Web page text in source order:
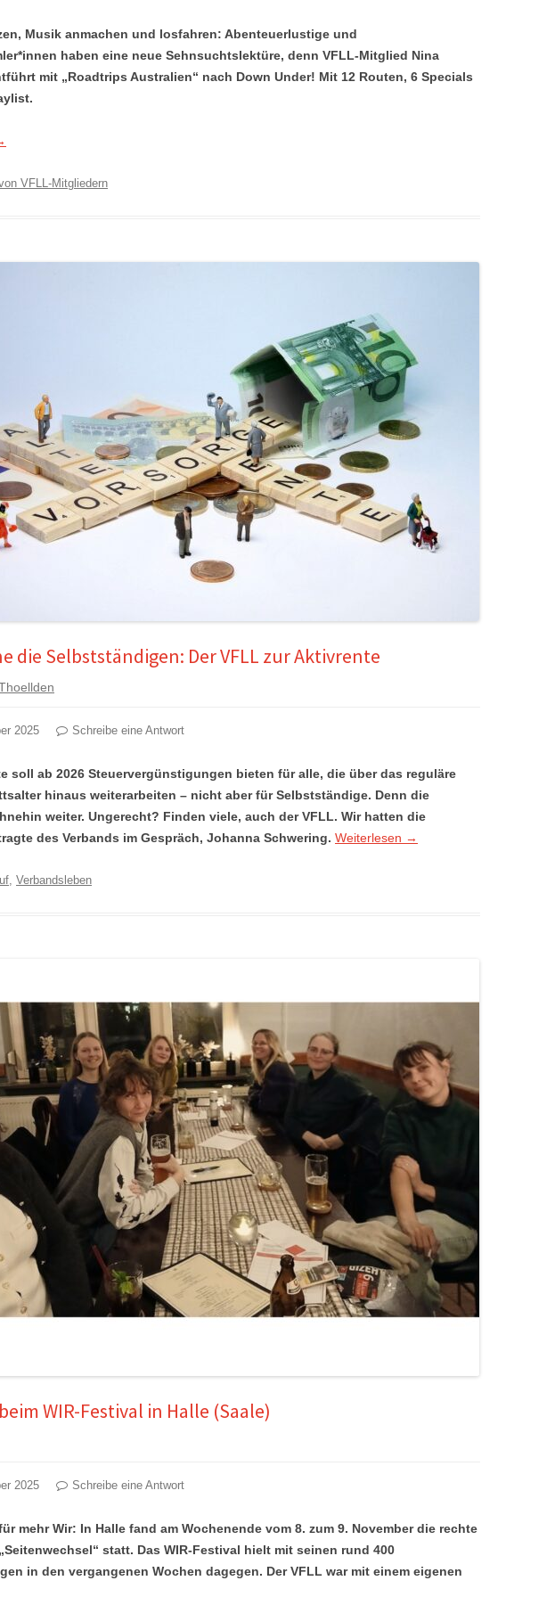
Musik anmachen und losfahren: Abenteuerlustige und
haben eine neue Sehnsuchtslektüre, denn VFLL-Mitglied Nina
mit „Roadtrips Australien“ nach Down Under! Mit 12 Routen, 6 Specials
VFLL-Mitgliedern
die Selbstständigen: Der VFLL zur Aktivrente
2025 Schreibe eine Antwort
soll ab 2026 Steuervergünstigungen bieten für alle, die über das reguläre
hinaus weiterarbeiten – nicht aber für Selbstständige. Denn die
weiter. Ungerecht? Finden viele, auch der VFLL. Wir hatten die
des Verbands im Gespräch, Johanna Schwering. Weiterlesen →
, Verbandsleben
WIR-Festival in Halle (Saale)
2025 Schreibe eine Antwort
mehr Wir: In Halle fand am Wochenende vom 8. zum 9. November die rechte
statt. Das WIR-Festival hielt mit seinen rund 400
in den vergangenen Wochen dagegen. Der VFLL war mit einem eigenen